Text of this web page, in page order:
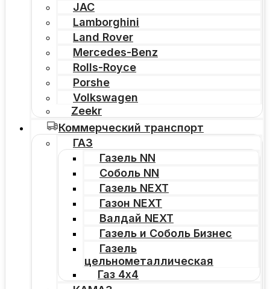
JAC
Lamborghini
Land Rover
Mercedes-Benz
Rolls-Royce
Porshe
Volkswagen
Zeekr
Коммерческий транспорт
ГАЗ
Газель NN
Соболь NN
Газель NEXT
Газон NEXT
Валдай NEXT
Газель и Соболь Бизнес
Газель
цельнометаллическая
Газ 4х4